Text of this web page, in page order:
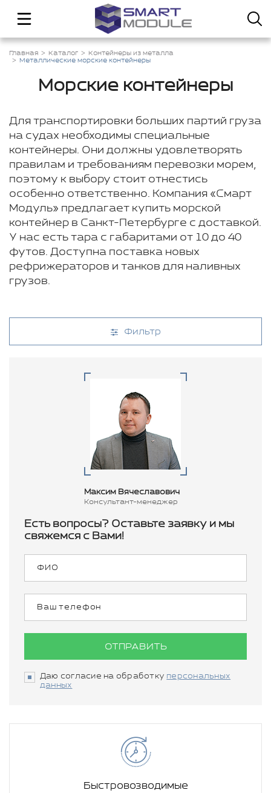
Главная Каталог
Контейнеры из металла
Металлические морские контейнеры
Морские контейнеры
Для транспортировки больших партий груза
на судах необходимы специальные
контейнеры. Они должны удовлетворять
правилам и требованиям перевозки морем,
поэтому к выбору стоит отнестись
особенно ответственно. Компания «Смарт
Модуль» предлагает купить морской
контейнер в Санкт-Петербурге с доставкой.
У нас есть тара с габаритами от 10 до 40
футов. Доступна поставка новых
рефрижераторов и танков для наливных
грузов.
Фильтр
Максим Вячеславович
Консультант-менеджер
Есть вопросы? Оставьте заявку и мы
свяжемся с Вами!
ОТПРАВИТЬ
Даю согласие на обработку персональных
данных
Быстровозводимые